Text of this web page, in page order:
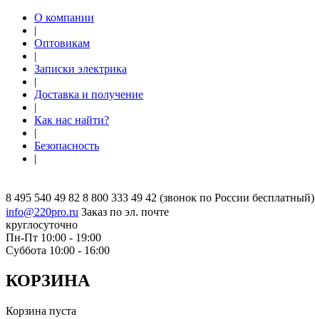
О компании
|
Оптовикам
|
Записки электрика
|
Доставка и получение
|
Как нас найти?
|
Безопасность
|
8 495 540 49 82 8 800 333 49 42 (звонок по России бесплатный)
info@220pro.ru Заказ по эл. почте
круглосуточно
Пн-Пт 10:00 - 19:00
Суббота 10:00 - 16:00
КОРЗИНА
Корзина пуста